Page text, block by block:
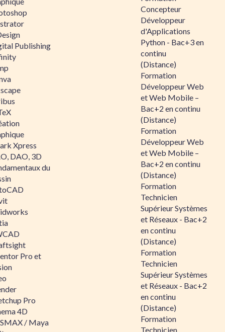
Publishing
Xpress
DAO, 3D
du
Pro et
Pro
4D
/ Maya
Concepteur
Développeur
d'Applications
Python - Bac+3 en
continu
(Distance)
Formation
Développeur Web
et Web Mobile –
Bac+2 en continu
(Distance)
Formation
Développeur Web
et Web Mobile –
Bac+2 en continu
(Distance)
Formation
Technicien
Supérieur Systèmes
et Réseaux - Bac+2
en continu
(Distance)
Formation
Technicien
Supérieur Systèmes
et Réseaux - Bac+2
en continu
(Distance)
Formation
Technicien